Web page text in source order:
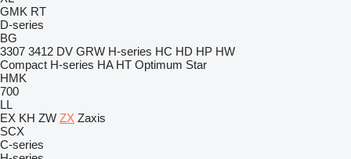
GMK RT
D-series
BG
3307 3412 DV GRW H-series HC HD HP HW
Compact H-series HA HT Optimum Star
HMK
700
LL
EX KH ZW ZX Zaxis
SCX
C-series